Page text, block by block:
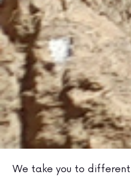
We take you to different